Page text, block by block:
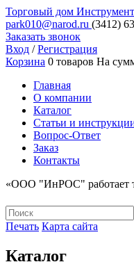
Торговый дом
park010@narod.ru (3412)
Заказать звонок
Вход /Регистрация
Корзина 0 товаров На
Главная
О компании
Каталог
Статьи и
Вопрос-Ответ
Заказ
Контакты
«ООО "ИнРОС" работает
Печать Карта сайта
Каталог